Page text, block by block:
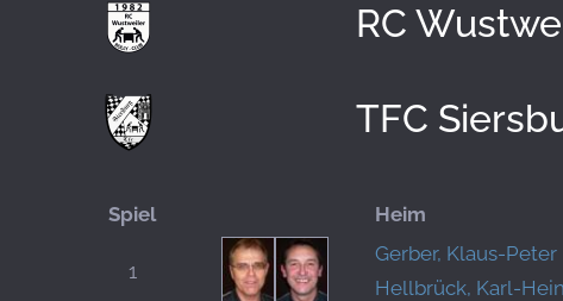
RC
TFC
Spiel Heim
1
Gerber, Klaus-Peter
Hellbrück, Karl-